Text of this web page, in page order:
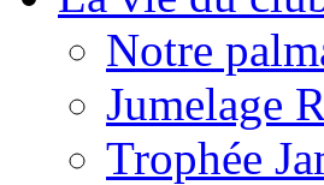
Notre
Jumelage
Trophée